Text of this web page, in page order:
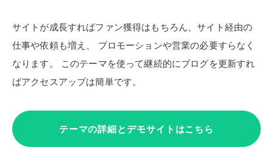
サイトが成長すればファン獲得はもちろん、サイト経由の
仕事や依頼も増え、
プロモーションや営業の必要すらなく
なります。
このテーマを使って継続的にブログを更新すれ
ばアクセスアップは簡単です。
テーマの詳細とデモサイトはこちら